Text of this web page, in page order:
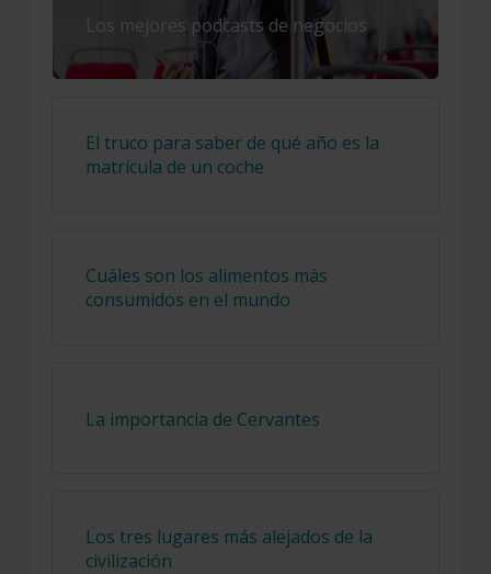
Los mejores podcasts de negocios
El truco para saber de qué año es la
matrícula de un coche
Cuáles son los alimentos más
consumidos en el mundo
La importancia de Cervantes
Los tres lugares más alejados de la
civilización